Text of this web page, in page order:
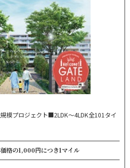
プロジェクト■2LDK～4LDK全101タイ
格の1,000円につき1マイル